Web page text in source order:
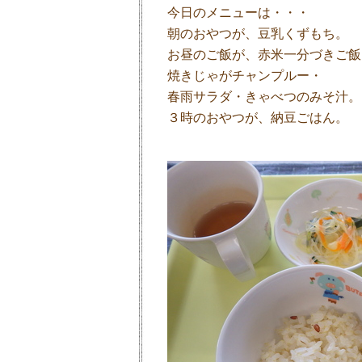
今日のメニューは・・・
朝のおやつが、豆乳くずもち。
お昼のご飯が、赤米一分づきご
焼きじゃがチャンプルー・
春雨サラダ・きゃべつのみそ汁。
３時のおやつが、納豆ごはん。